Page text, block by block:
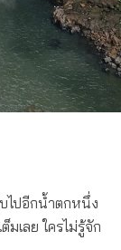
บไปอีกน้ำตกหนึ่ง
เลย ใครไม่รู้จัก